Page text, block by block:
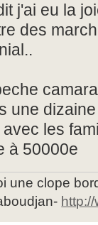
j'ai eu la
des
une
avec les
à 50000e
une clope